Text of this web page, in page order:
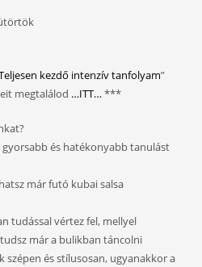
kezdő intenzív tanfolyam”
megtalálod …ITT…***
és hatékonyabb tanulást
már futó kubai salsa
tudással vértez fel, mellyel
már a bulikban táncolni
és stílusosan, ugyanakkor a